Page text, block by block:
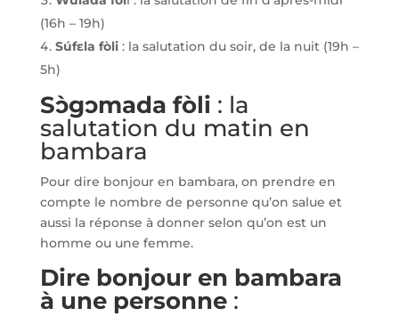
(16h – 19h)
Súfɛla fòli: la salutation du soir, de la nuit (19h –
5h)
Sɔ̀gɔmada fòli : la
salutation du matin en
bambara
Pour dire bonjour en bambara, on prendre en
compte le nombre de personne qu’on salue et
aussi la réponse à donner selon qu’on est un
homme ou une femme.
Dire bonjour en bambara
à une personne: